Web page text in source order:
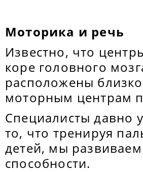
Моторика и речь
Известно, что
коре головного
расположены
моторным центрам
Специалисты давно
то, что тренируя
детей, мы
способности.